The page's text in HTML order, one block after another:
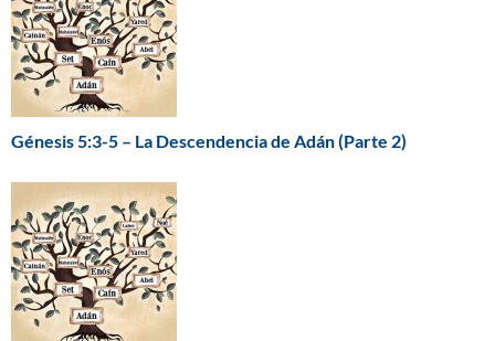
Génesis 5:3-5 – La Descendencia de Adán (Parte 2)